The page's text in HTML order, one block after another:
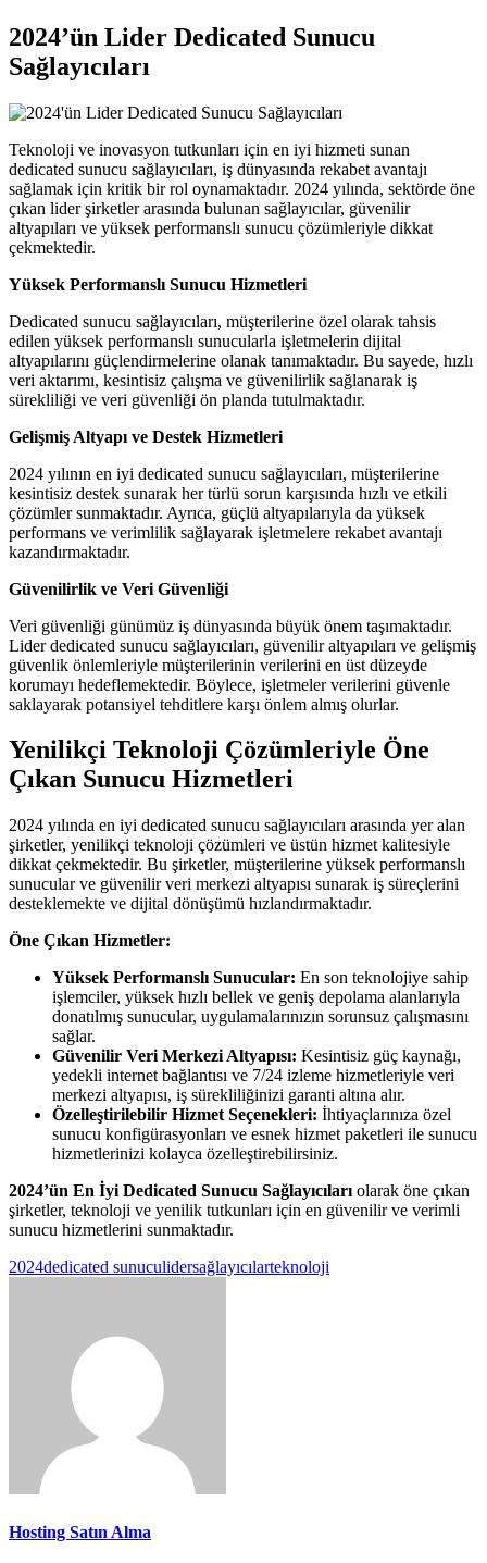
2024’ün Lider Dedicated Sunucu
Sağlayıcıları
Teknoloji ve inovasyon tutkunları için en iyi hizmeti sunan
dedicated sunucu sağlayıcıları, iş dünyasında rekabet avantajı
sağlamak için kritik bir rol oynamaktadır. 2024 yılında, sektörde öne
çıkan lider şirketler arasında bulunan sağlayıcılar, güvenilir
altyapıları ve yüksek performanslı sunucu çözümleriyle dikkat
çekmektedir.
Yüksek Performanslı Sunucu Hizmetleri
Dedicated sunucu sağlayıcıları, müşterilerine özel olarak tahsis
edilen yüksek performanslı sunucularla işletmelerin dijital
altyapılarını güçlendirmelerine olanak tanımaktadır. Bu sayede, hızlı
veri aktarımı, kesintisiz çalışma ve güvenilirlik sağlanarak iş
sürekliliği ve veri güvenliği ön planda tutulmaktadır.
Gelişmiş Altyapı ve Destek Hizmetleri
2024 yılının en iyi dedicated sunucu sağlayıcıları, müşterilerine
kesintisiz destek sunarak her türlü sorun karşısında hızlı ve etkili
çözümler sunmaktadır. Ayrıca, güçlü altyapılarıyla da yüksek
performans ve verimlilik sağlayarak işletmelere rekabet avantajı
kazandırmaktadır.
Güvenilirlik ve Veri Güvenliği
Veri güvenliği günümüz iş dünyasında büyük önem taşımaktadır.
Lider dedicated sunucu sağlayıcıları, güvenilir altyapıları ve gelişmiş
güvenlik önlemleriyle müşterilerinin verilerini en üst düzeyde
korumayı hedeflemektedir. Böylece, işletmeler verilerini güvenle
saklayarak potansiyel tehditlere karşı önlem almış olurlar.
Yenilikçi Teknoloji Çözümleriyle Öne
Çıkan Sunucu Hizmetleri
2024 yılında en iyi dedicated sunucu sağlayıcıları arasında yer alan
şirketler, yenilikçi teknoloji çözümleri ve üstün hizmet kalitesiyle
dikkat çekmektedir. Bu şirketler, müşterilerine yüksek performanslı
sunucular ve güvenilir veri merkezi altyapısı sunarak iş süreçlerini
desteklemekte ve dijital dönüşümü hızlandırmaktadır.
Öne Çıkan Hizmetler:
Yüksek Performanslı Sunucular: En son teknolojiye sahip
işlemciler, yüksek hızlı bellek ve geniş depolama alanlarıyla
donatılmış sunucular, uygulamalarınızın sorunsuz çalışmasını
sağlar.
Güvenilir Veri Merkezi Altyapısı: Kesintisiz güç kaynağı,
yedekli internet bağlantısı ve 7/24 izleme hizmetleriyle veri
merkezi altyapısı, iş sürekliliğinizi garanti altına alır.
Özelleştirilebilir Hizmet Seçenekleri: İhtiyaçlarınıza özel
sunucu konfigürasyonları ve esnek hizmet paketleri ile sunucu
hizmetlerinizi kolayca özelleştirebilirsiniz.
2024’ün En İyi Dedicated Sunucu Sağlayıcıları olarak öne çıkan
şirketler, teknoloji ve yenilik tutkunları için en güvenilir ve verimli
sunucu hizmetlerini sunmaktadır.
2024dedicated sunuculidersağlayıcılarteknoloji
Hosting Satın Alma